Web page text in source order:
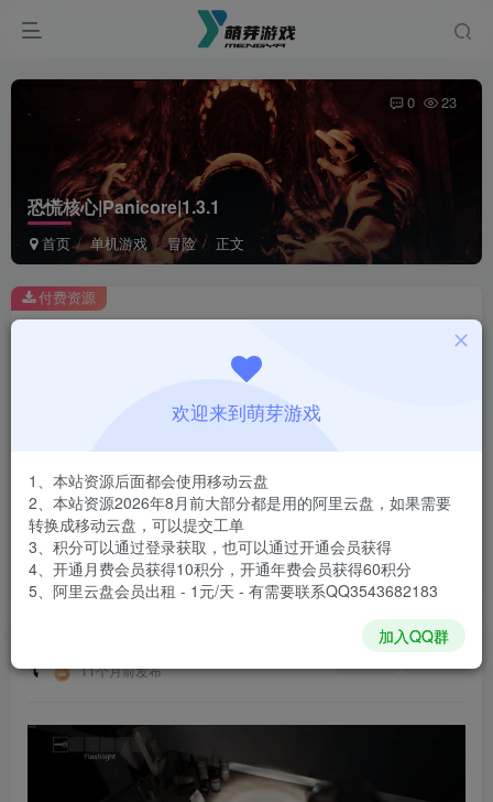
恐慌核心|Panicore|1.3.1
首页 单机游戏 冒险 正文
0 23
此内容为付费资源，请付费后查看
￥1
免费
登录购买
安装包大小
游戏本体大小
14.8 GB
付费资源
11个月前发布
欢迎来到萌芽游戏
1、本站资源后面都会使用移动云盘
2、本站资源2026年8月前大部分都是用的阿里云盘，如果需要
转换成移动云盘，可以提交工单
3、积分可以通过登录获取，也可以通过开通会员获得
4、开通月费会员获得10积分，开通年费会员获得60积分
5、阿里云盘会员出租 - 1元/天 - 有需要联系QQ3543682183
加入QQ群